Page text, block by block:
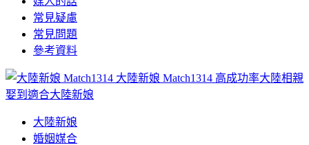
常見疑慮
常見問題
參考資料
大陸新娘 Match1314 高成功率大陸相親
娶到適合大陸新娘
大陸新娘
婚姻媒合